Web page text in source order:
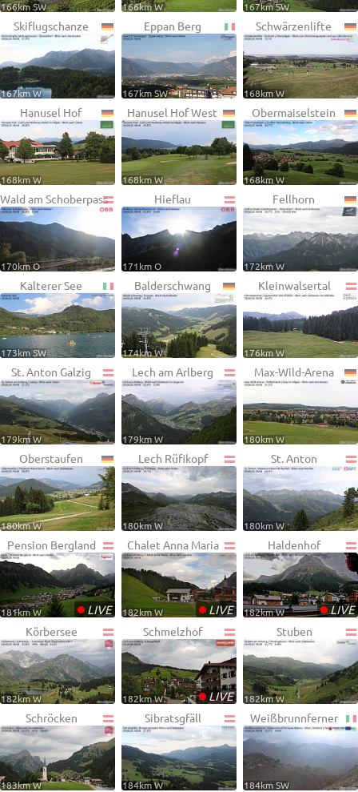
166km SW 166km W 167km SW
Skiflugschanze
167km W
Eppan Berg
167km SW
Schwärzenlifte
168km W
Hanusel Hof
168km W
Hanusel Hof West
168km W
Obermaiselstein
168km W
Wald am Schoberpass
170km O
Hieflau
171km O
Fellhorn
172km W
Kalterer See
173km SW
Balderschwang
174km W
Kleinwalsertal
176km W
St. Anton Galzig
179km W
Lech am Arlberg
179km W
Max-Wild-Arena
180km W
Oberstaufen
180km W
Lech Rüfikopf
180km W
St. Anton
180km W
Pension Bergland
•LIVE
181km W
Chalet Anna Maria
•LIVE
182km W
Haldenhof
•LIVE
182km W
Körbersee
182km W
Schmelzhof
•LIVE
182km W
Stuben
182km W
Schröcken
183km W
Sibratsgfäll
184km W
Weißbrunnferner
184km SW